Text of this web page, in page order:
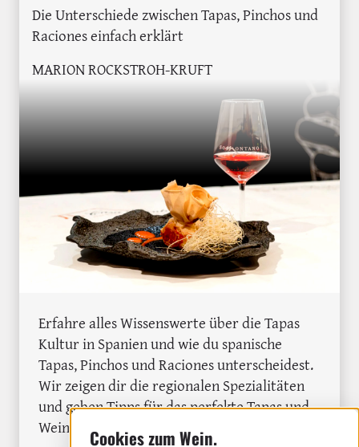
Die Unterschiede zwischen Tapas, Pinchos und
Raciones einfach erklärt
MARION ROCKSTROH-KRUFT
Erfahre alles Wissenswerte über die Tapas
Kultur in Spanien und wie du spanische
Tapas, Pinchos und Raciones unterscheidest.
Wir zeigen dir die regionalen Spezialitäten
und geben Tipps für das perfekte Tapas und
Wein Pairing.